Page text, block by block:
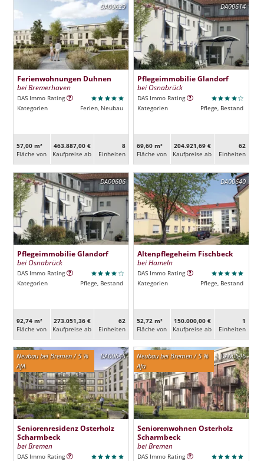
DA00629
Ferienwohnungen Duhnen
bei Bremerhaven
DAS Immo Rating
Kategorien
Ferien, Neubau
57,00 m²
Fläche von
463.887,00 €
Kaufpreise ab
8
Ein­heiten
DA00614
Pflegeimmobilie Glandorf
bei Osnabrück
DAS Immo Rating
Kategorien
Pflege, Bestand
69,60 m²
Fläche von
204.921,69 €
Kaufpreise ab
62
Ein­heiten
DA00606
Pflegeimmobilie Glandorf
bei Osnabrück
DAS Immo Rating
Kategorien
Pflege, Bestand
92,74 m²
Fläche von
273.051,36 €
Kaufpreise ab
62
Ein­heiten
DA00640
Altenpflegeheim Fischbeck
bei Hameln
DAS Immo Rating
Kategorien
Pflege, Bestand
52,72 m²
Fläche von
150.000,00 €
Kaufpreise ab
1
Ein­heiten
DA00645
Neubau bei Bremen / 5 %
AfA
Seniorenresidenz Osterholz
Scharmbeck
bei Bremen
DAS Immo Rating
DA00646
Neubau bei Bremen / 5 %
Afa
Seniorenwohnen Osterholz
Scharmbeck
bei Bremen
DAS Immo Rating